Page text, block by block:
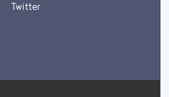
Twitter